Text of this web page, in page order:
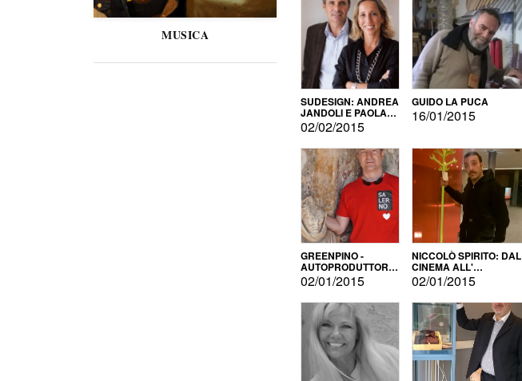
MUSICA
SUDESIGN: ANDREA
JANDOLI E PAOLA
PISAPIA
02/02/2015
GUIDO LA PUCA
16/01/2015
GREENPINO -
AUTOPRODUTTORE
PER AMORE
02/01/2015
NICCOLÒ SPIRITO: DAL
CINEMA ALL'
AUTOPRODUZIONE
02/01/2015